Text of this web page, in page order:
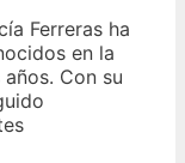
Ferreras ha
en la
Con su